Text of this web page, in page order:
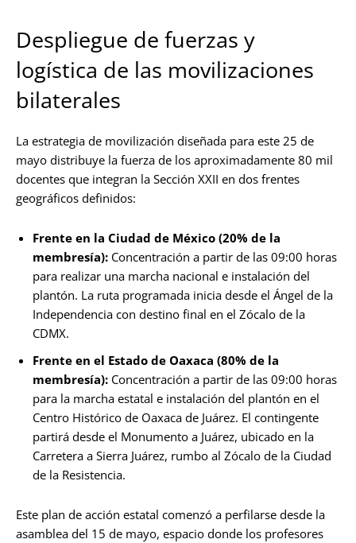
Despliegue de fuerzas y
logística de las movilizaciones
bilaterales
La estrategia de movilización diseñada para este 25 de
mayo distribuye la fuerza de los aproximadamente 80 mil
docentes que integran la Sección XXII en dos frentes
geográficos definidos:
Frente en la Ciudad de México (20% de la
membresía): Concentración a partir de las 09:00 horas
para realizar una marcha nacional e instalación del
plantón. La ruta programada inicia desde el Ángel de la
Independencia con destino final en el Zócalo de la
CDMX.
Frente en el Estado de Oaxaca (80% de la
membresía): Concentración a partir de las 09:00 horas
para la marcha estatal e instalación del plantón en el
Centro Histórico de Oaxaca de Juárez. El contingente
partirá desde el Monumento a Juárez, ubicado en la
Carretera a Sierra Juárez, rumbo al Zócalo de la Ciudad
de la Resistencia.
Este plan de acción estatal comenzó a perfilarse desde la
asamblea del 15 de mayo, espacio donde los profesores